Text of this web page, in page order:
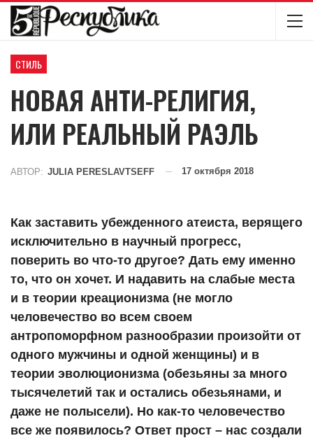
СТИЛЬ
НОВАЯ АНТИ-РЕЛИГИЯ,
ИЛИ РЕАЛЬНЫЙ РАЭЛЬ
АВТОР: JULIA PERESLAVTSEFF 17 октября 2018
Как заставить убежденного атеиста, верящего
исключительно в научный прогресс,
поверить во что-то другое? Дать ему именно
то, что он хочет. И надавить на слабые места
и в теории креационизма (не могло
человечество во всем своем
антропоморфном разнообразии произойти от
одного мужчины и одной женщины) и в
теории эволюционизма (обезьяны за много
тысячелетий так и остались обезьянами, и
даже не полысели). Но как-то человечество
все же появилось? Ответ прост – нас создали